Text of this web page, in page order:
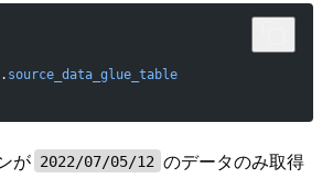
. source_data_glue_table
が 2022/07/05/12 のデータのみ取得